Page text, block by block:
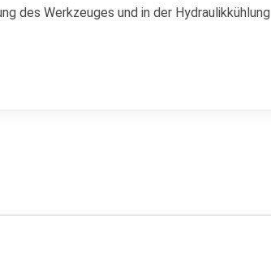
des Werkzeuges und in der Hydraulikkühlung